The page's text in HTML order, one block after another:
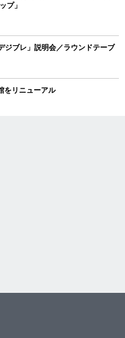
プ」
ブレ」説明会／ラウンドテーブ
をリニューアル